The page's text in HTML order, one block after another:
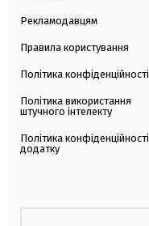
Рекламодавцям
Правила користування
Політика конфіденційності
Політика використання
штучного інтелекту
Політика конфіденційності
додатку